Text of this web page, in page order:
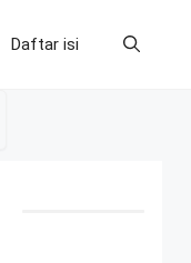
Daftar isi